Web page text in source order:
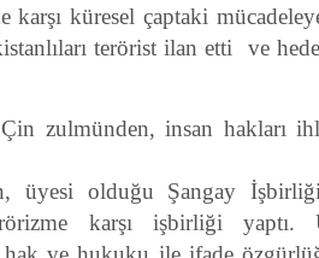
küresel çaptaki
terörist ilan etti ve
zulmünden, insan hakları
üyesi olduğu Şangay
karşı işbirliği